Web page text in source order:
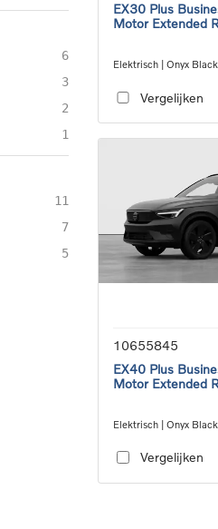
6
3
2
1
11
7
5
EX30 Plus
Motor Extended
Elektrisch | Onyx
Vergelijken
10655845
EX40 Plus
Motor Extended
Elektrisch | Onyx
Vergelijken